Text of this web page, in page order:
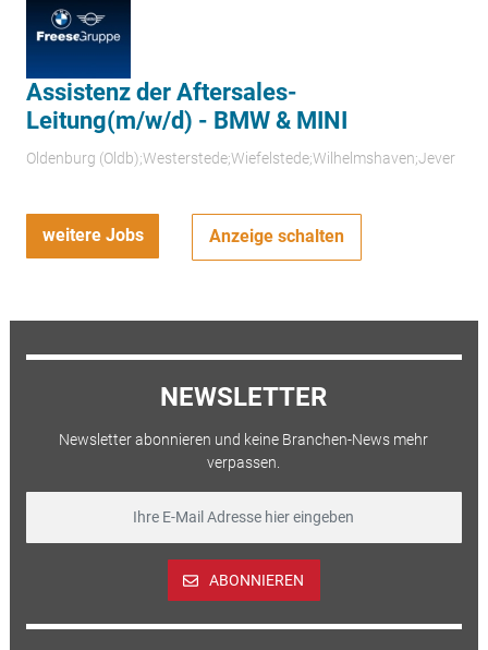
Assistenz der Aftersales-
Leitung(m/w/d) - BMW & MINI
Oldenburg (Oldb);Westerstede;Wiefelstede;Wilhelmshaven;Jever
weitere Jobs Anzeige schalten
NEWSLETTER
Newsletter abonnieren und keine Branchen-News mehr
verpassen.
ABONNIEREN